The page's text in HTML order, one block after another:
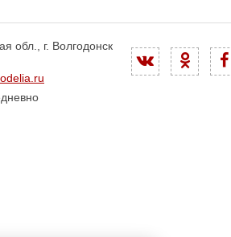
обл., г. Волгодонск